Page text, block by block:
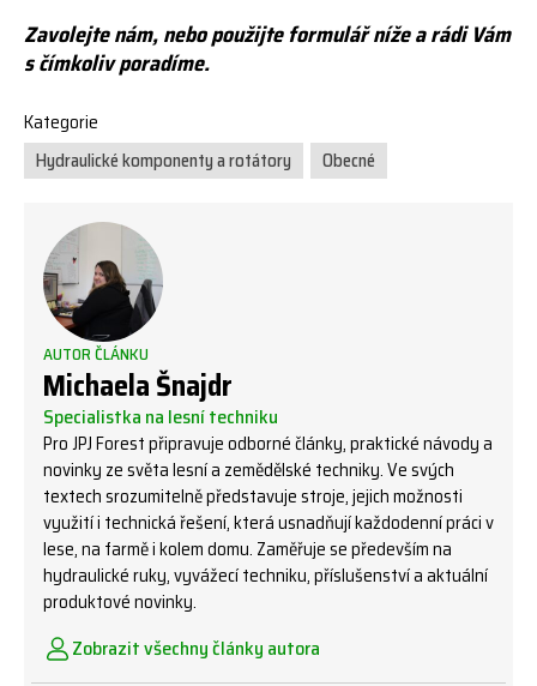
Zavolejte nám, nebo použijteformulář nížea rádi Vám
s čímkoliv poradíme.
Kategorie
Hydraulické komponenty a rotátory
Obecné
AUTOR ČLÁNKU
Michaela Šnajdr
Specialistka na lesní techniku
Pro JPJ Forest připravuje odborné články, praktické návody a
novinky ze světa lesní a zemědělské techniky. Ve svých
textech srozumitelně představuje stroje, jejich možnosti
využití i technická řešení, která usnadňují každodenní práci v
lese, na farmě i kolem domu. Zaměřuje se především na
hydraulické ruky, vyvážecí techniku, příslušenství a aktuální
produktové novinky.
Zobrazit všechny články autora